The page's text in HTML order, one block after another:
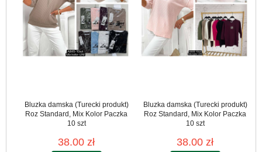
Bluzka damska (Turecki produkt)
Roz Standard, Mix Kolor Paczka
10 szt
38.00 zł
Bluzka damska (Turecki produkt)
Roz Standard, Mix Kolor Paczka
10 szt
38.00 zł